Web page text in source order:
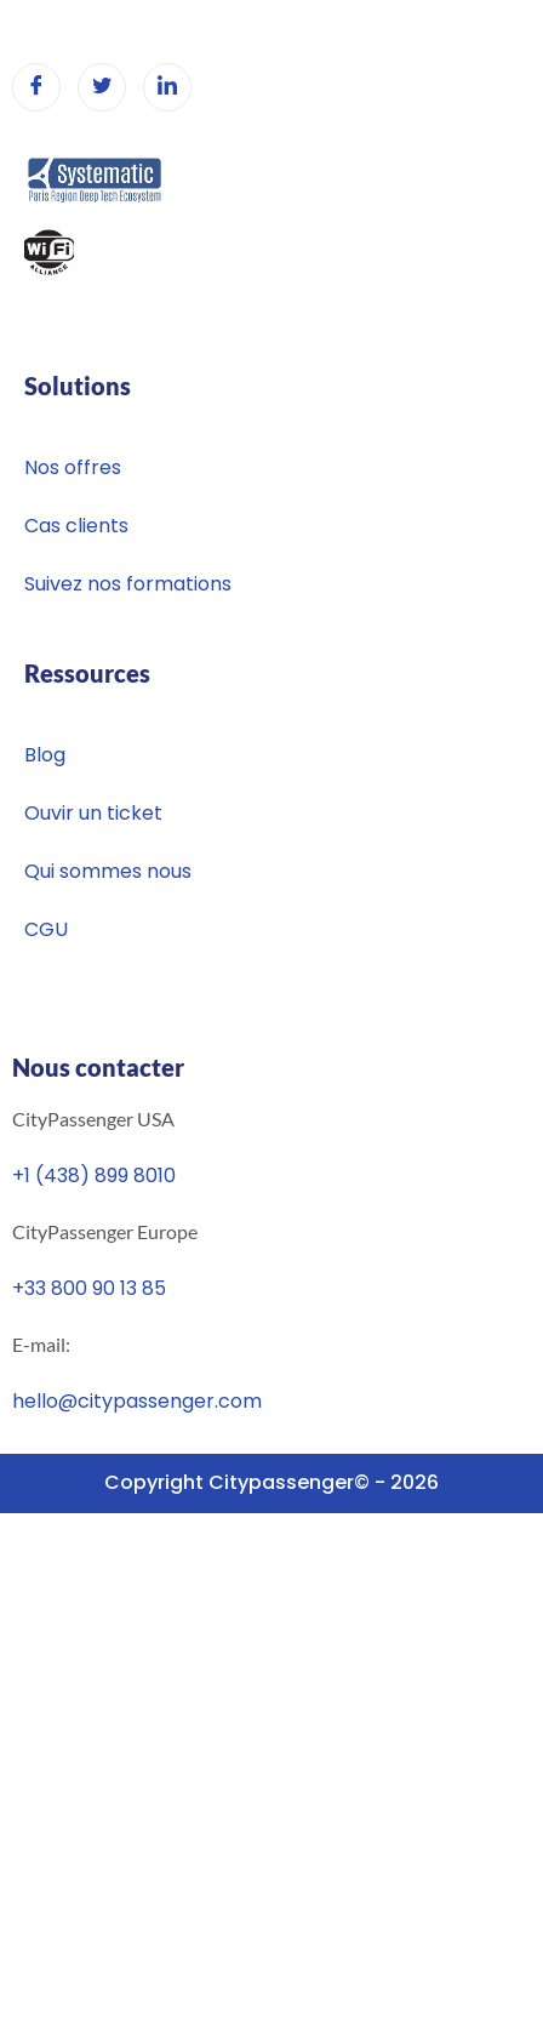
Solutions
Nos offres
Cas clients
Suivez nos formations
Ressources
Blog
Ouvir un ticket
Qui sommes nous
CGU
Nous contacter
CityPassenger USA
+1 (438) 899 8010
CityPassenger Europe
+33 800 90 13 85
E-mail:
hello@citypassenger.com
Copyright Citypassenger© - 2026